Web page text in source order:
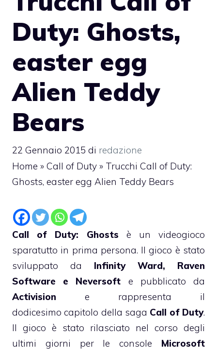
Duty: Ghosts,
easter egg
Alien Teddy
Bears
22 Gennaio 2015 di redazione
Home » Call of Duty » Trucchi Call of Duty:
Ghosts, easter egg Alien Teddy Bears
Call of Duty: Ghosts è un videogioco
sparatutto in prima persona. Il gioco è stato
sviluppato da Infinity Ward, Raven
Software e Neversoft e pubblicato da
Activision e rappresenta il
dodicesimo capitolo della saga Call of Duty.
Il gioco è stato rilasciato nel corso degli
ultimi giorni per le console Microsoft